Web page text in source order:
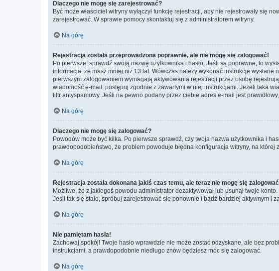
Dlaczego nie mogę się zarejestrować?
Być może właściciel witryny wyłączył funkcję rejestracji, aby nie rejestrowały się
zarejestrować. W sprawie pomocy skontaktuj się z administratorem witryny.
Na górę
Rejestracja została przeprowadzona poprawnie, ale nie mogę się zalogować!
Po pierwsze, sprawdź swoją nazwę użytkownika i hasło. Jeśli są poprawne, to
informacja, że masz mniej niż 13 lat. Wówczas należy wykonać instrukcje
pierwszym zalogowaniem wymagają aktywowania rejestracji przez osobę
wiadomość e-mail, postępuj zgodnie z zawartymi w niej instrukcjami. Jeżeli taka
filtr antyspamowy. Jeśli na pewno podany przez ciebie adres e-mail jest
Na górę
Dlaczego nie mogę się zalogować?
Powodów może być kilka. Po pierwsze sprawdź, czy twoja nazwa użytkownika i
prawdopodobieństwo, że problem powoduje błędna konfiguracja witryny, na
Na górę
Rejestracja została dokonana jakiś czas temu, ale teraz nie mogę się
Możliwe, że z jakiegoś powodu administrator dezaktywował lub usunął twoje
Jeśli tak się stało, spróbuj zarejestrować się ponownie i bądź bardziej aktywnym i
Na górę
Nie pamiętam hasła!
Zachowaj spokój! Twoje hasło wprawdzie nie może zostać odzyskane, ale bez
instrukcjami, a prawdopodobnie niedługo znów będziesz móc się zalogować.
Na górę